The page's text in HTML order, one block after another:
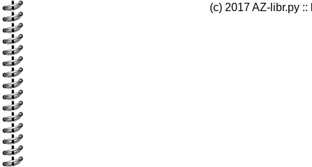
(c) 2017 AZ-libr.ру ::